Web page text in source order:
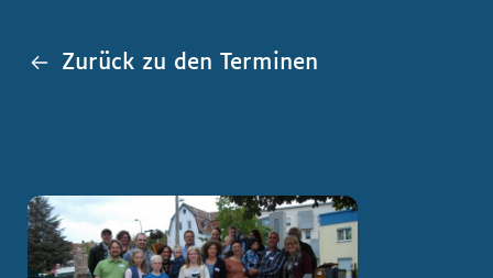
Zurück zu den Terminen